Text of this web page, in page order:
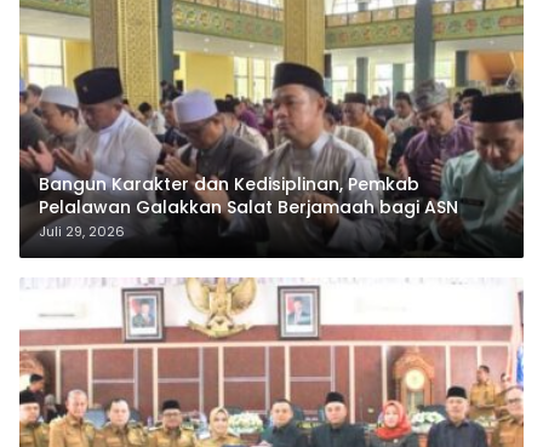
Bangun Karakter dan Kedisiplinan, Pemkab
Pelalawan Galakkan Salat Berjamaah bagi ASN
Juli 29, 2026